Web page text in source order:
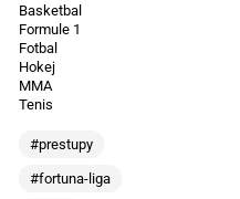
Basketbal
Formule 1
Fotbal
Hokej
MMA
Tenis
#prestupy
#fortuna-liga